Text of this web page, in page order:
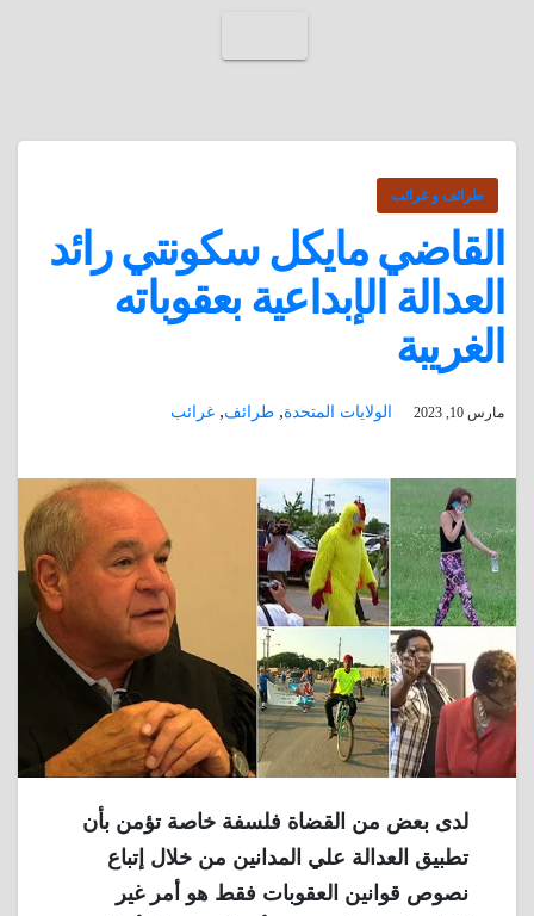
طرائف و غرائب
القاضي مايكل سكونتي رائد
العدالة الإبداعية بعقوباته
الغريبة
مارس 10, 2023 الولايات المتحدة, طرائف, غرائب
لدى بعض من القضاة فلسفة خاصة تؤمن بأن
تطبيق العدالة علي المدانين من خلال إتباع
نصوص قوانين العقوبات فقط هو أمر غير